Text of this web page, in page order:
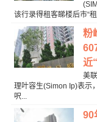
该行录得租客睇楼后市“
粉
近
美
理叶容生(Simon Ip)表示
呎...
90